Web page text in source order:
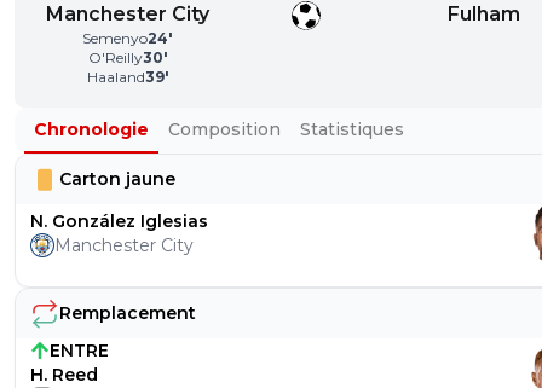
Manchester City
Semenyo24'
O'Reilly30'
Haaland39'
Fulham
Chronologie Composition Statistiques
Carton jaune
N. González Iglesias
Manchester City
Remplacement
ENTRE
H. Reed